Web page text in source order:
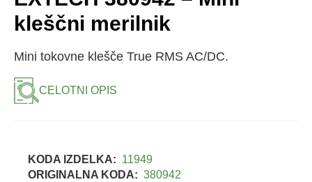
kleščni merilnik
Mini tokovne klešče True RMS AC/DC.
CELOTNI OPIS
KODA IZDELKA: 11949
ORIGINALNA KODA: 380942